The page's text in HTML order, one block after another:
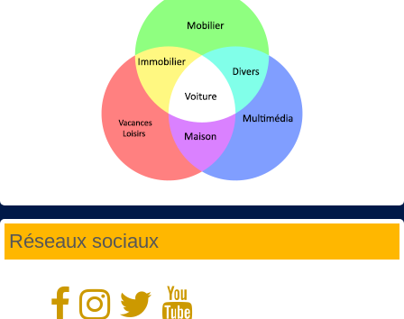
Réseaux sociaux